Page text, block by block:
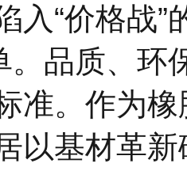
入“价格战
。品质、
准。作为
以基材革